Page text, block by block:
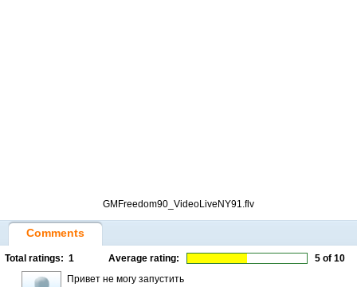
GMFreedom90_VideoLiveNY91.flv
Comments
Total ratings: 1 Average rating: 5 of 10
Привет не могу запустить